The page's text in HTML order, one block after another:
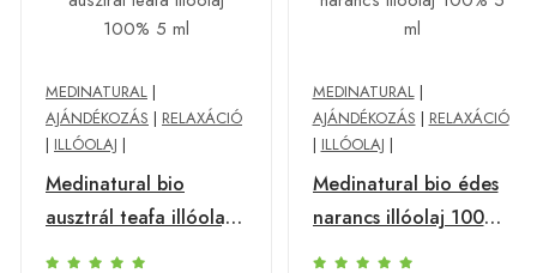
MEDINATURAL |
AJÁNDÉKOZÁS | RELAXÁCIÓ
| ILLÓOLAJ |
Medinatural bio
ausztrál teafa illóolaj
100% 5 ml
MEDINATURAL|
AJÁNDÉKOZÁS | RELAXÁCIÓ
| ILLÓOLAJ |
Medinatural bio édes
narancs illóolaj 100%
5 ml